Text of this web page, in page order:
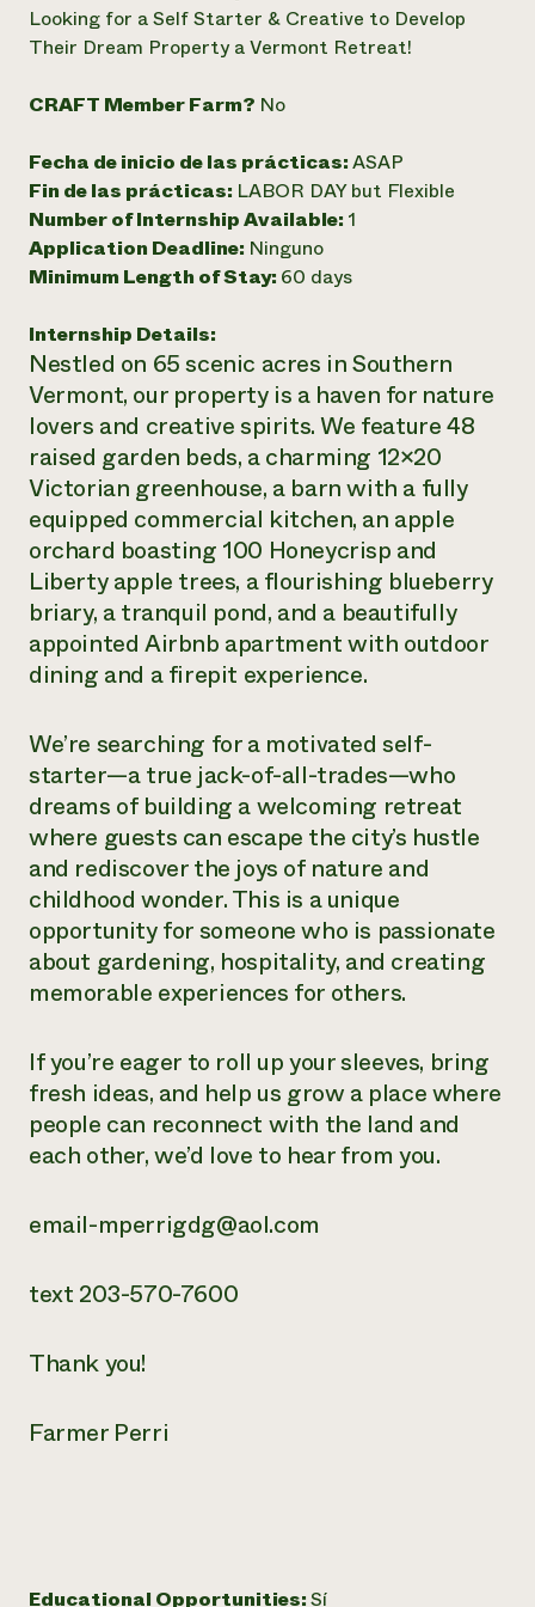
Informes anuales y financieros
Historias de impacto
impacto 2024
LEER EL INFORME
Latinos en la agricultura
Sistemas alimentarios locales
Las mujeres en la agricultura
Evento anual de reciclaje de productos electrónicos
Programa de descuentos de NorthWestern Energy
Servicios energéticos residenciales
LIHEAP
Centro de intercambio de información AgriSolar
Blog
Publicaciones
Cursos cortos
Vídeos
Noticias
Internship Hub
Buscar prácticas
Contratar a un becario
un
1-800-346-
Asociaciones empresariales
Donar
Boletín
Consultas de los medios de comunicación
Todos
contribuyen a la
resiliencia de la
comunidad.
DONAR AHORA
Looking for a Self Starter & Creative to Develop
Their Dream Property a Vermont Retreat!
CRAFT Member Farm? No
Fecha de inicio de las prácticas:ASAP
Fin de las prácticas: LABOR DAY but Flexible
Number of Internship Available: 1
Application Deadline: Ninguno
Minimum Length of Stay: 60 days
Internship Details:
Nestled on 65 scenic acres in Southern
Vermont, our property is a haven for nature
lovers and creative spirits. We feature 48
raised garden beds, a charming 12×20
Victorian greenhouse, a barn with a fully
equipped commercial kitchen, an apple
orchard boasting 100 Honeycrisp and
Liberty apple trees, a flourishing blueberry
briary, a tranquil pond, and a beautifully
appointed Airbnb apartment with outdoor
dining and a firepit experience.
We’re searching for a motivated self-
starter—a true jack-of-all-trades—who
dreams of building a welcoming retreat
where guests can escape the city’s hustle
and rediscover the joys of nature and
childhood wonder. This is a unique
opportunity for someone who is passionate
about gardening, hospitality, and creating
memorable experiences for others.
If you’re eager to roll up your sleeves, bring
fresh ideas, and help us grow a place where
people can reconnect with the land and
each other, we’d love to hear from you.
email-mperrigdg@aol.com
text 203-570-7600
Thank you!
Farmer Perri
Educational Opportunities:Sí